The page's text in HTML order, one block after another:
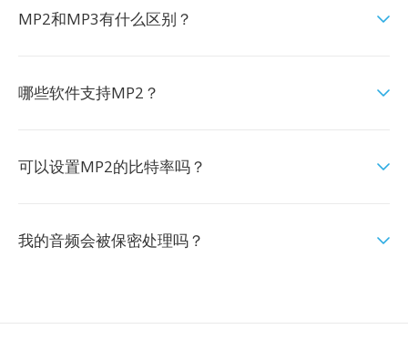
MP2和MP3有什么区别？
哪些软件支持MP2？
可以设置MP2的比特率吗？
我的音频会被保密处理吗？